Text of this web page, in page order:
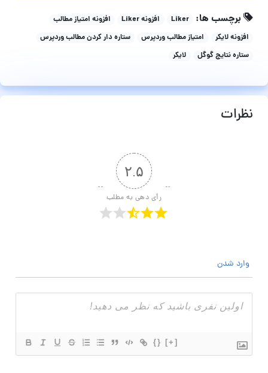
برچسب ها: Liker افزونه Liker
افزونه امتیاز مطالب
افزونه لایکر
امتیاز مطالب وردپرس
ستاره دار کردن مطالب وردپرس
ستاره نتایج گوگل
لایکر
نظرات
۲.۵
رأی دهی به مطلب
وارد شدن
{} [+]